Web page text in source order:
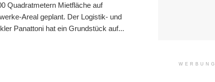
Quadratmetern Mietfläche auf
Areal geplant. Der Logistik- und
Panattoni hat ein Grundstück auf...
WERBUNG